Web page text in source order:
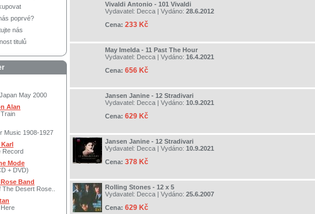
poprvé?
nás
titulů
May 2000
Alan
Music 1908-1927
Record
Mode
+ DVD)
Band
The Desert Rose..
Vivaldi Antonio - 101 Vivaldi
Vydavatel: Decca | Vydáno: 28.6.2012
Cena: 233 Kč
May Imelda - 11 Past The Hour
Vydavatel: Decca | Vydáno: 16.4.2021
Cena: 656 Kč
Jansen Janine - 12 Stradivari
Vydavatel: Decca | Vydáno: 10.9.2021
Cena: 629 Kč
Jansen Janine - 12 Stradivari
Vydavatel: Decca | Vydáno: 10.9.2021
Cena: 378 Kč
Rolling Stones - 12 x 5
Vydavatel: Decca | Vydáno: 25.6.2007
Cena: 629 Kč